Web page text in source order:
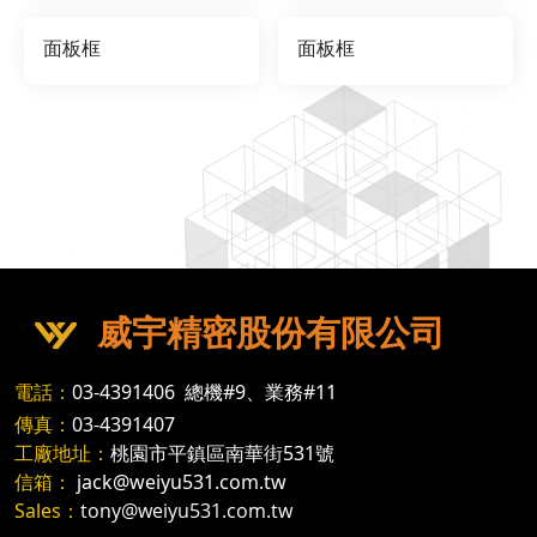
面板框 面板框
威宇精密股份有限公司
電話： 03-4391406 總機#9、業務#11
傳真： 03-4391407
工廠地址： 桃園市平鎮區南華街531號
信箱： jack@weiyu531.com.tw
Sales： tony@weiyu531.com.tw